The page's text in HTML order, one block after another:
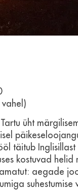
üht
täitub
kostuvad helid
aegade
suhestumise